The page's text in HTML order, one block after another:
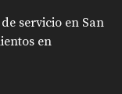
servicio en San
en